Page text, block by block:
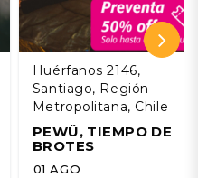
Huérfanos 2146,
Santiago, Región
Metropolitana, Chile
PEWÜ, TIEMPO DE
BROTES
01 AGO